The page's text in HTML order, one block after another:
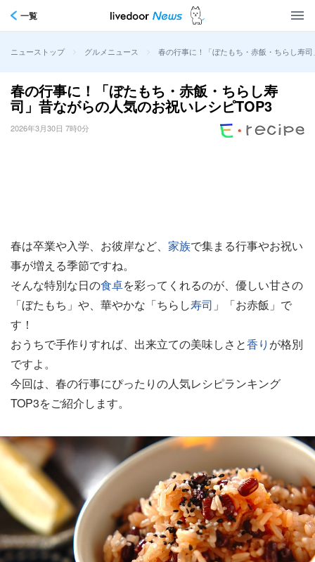
一覧
ニューストップ > グルメニュース > 春の行事に！「ぼたもち・赤飯・ちらし寿
春の行事に！「ぼたもち・赤飯・ちらし寿
司」昔ながらの人気のお祝いレシピTOP3
2026年3月30日 7時0分
春は卒業や入学、お彼岸など、 家族で集まる行事やお祝い
事が増える季節ですね。
そんな特別な日の食卓を彩ってくれるのが、優しい甘さの
「ぼたもち」や、華やかな「ちらし寿司 」「お赤飯」で
す！
おうちで手作りすれば、出来立ての美味しさと香り が格別
ですよ。
今回は、春の行事にぴったりの人気レシピランキング
TOP3をご紹介します。